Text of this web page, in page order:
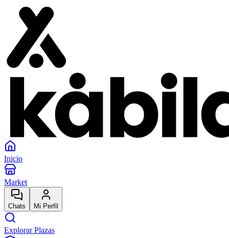
Inicio
Market
Chats Mi Perfil
Explorar Plazas